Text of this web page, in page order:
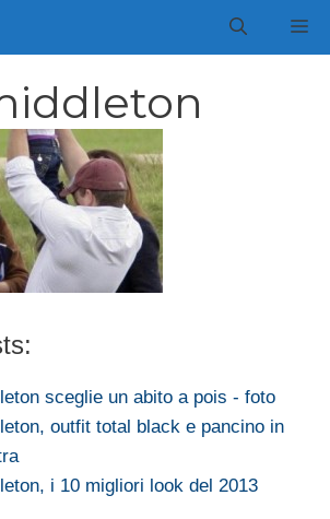
sceglie un abito a pois - foto
outfit total black e pancino in
i 10 migliori look del 2013